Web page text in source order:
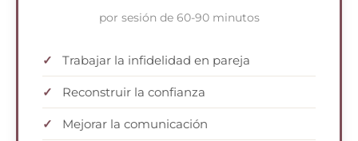
por sesión de 60-90 minutos
Trabajar la infidelidad en pareja
Reconstruir la confianza
Mejorar la comunicación